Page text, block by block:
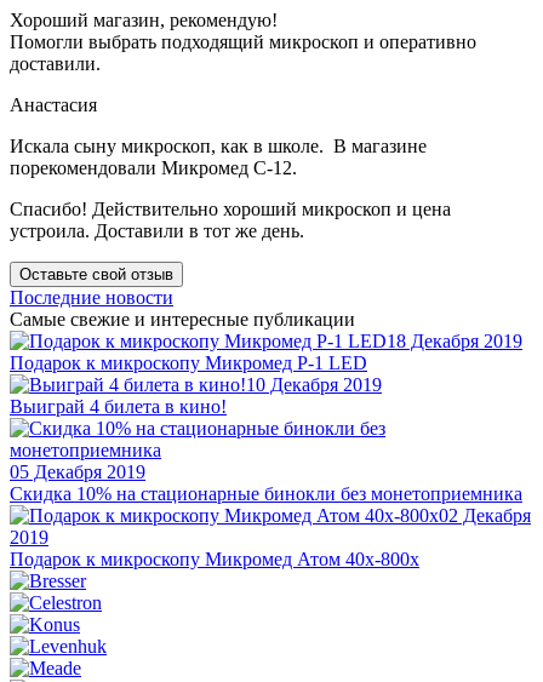
Хороший магазин, рекомендую!
Помогли выбрать подходящий микроскоп и оперативно
доставили.
Анастасия
Искала сыну микроскоп, как в школе. В магазине
порекомендовали Микромед С-12.
Спасибо! Действительно хороший микроскоп и цена
устроила. Доставили в тот же день.
Оставьте свой отзыв
Последние новости
Самые свежие и интересные публикации
18 Декабря 2019
Подарок к микроскопу Микромед Р-1 LED
10 Декабря 2019
Выиграй 4 билета в кино!
05 Декабря 2019
Скидка 10% на стационарные бинокли без монетоприемника
02 Декабря
2019
Подарок к микроскопу Микромед Атом 40x-800x